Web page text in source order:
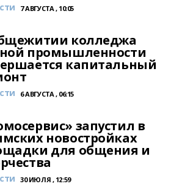
7 АВГУСТА , 10:05
колледжа
промышленности
капитальный
6 АВГУСТА , 06:15
запустил в
новостройках
для общения и
30 ИЮЛЯ , 12:59